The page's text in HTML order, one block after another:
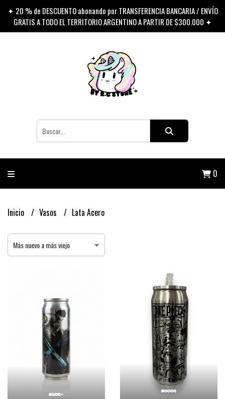
✦ 20 % de DESCUENTO abonando por TRANSFERENCIA BANCARIA / ENVÍO
GRATIS A TODO EL TERRITORIO ARGENTINO A PARTIR DE $300.000 ✦
0
Inicio Vasos Lata Acero